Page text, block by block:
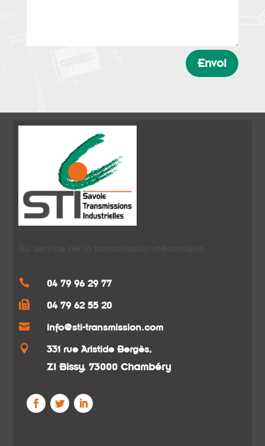
Envoi
 04 79 96 29 77
 04 79 62 55 20
 info@sti-transmission.com
 331 rue Aristide Bergès,
ZI Bissy, 73000 Chambéry